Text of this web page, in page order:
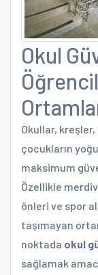
Okul
Okullar,
çocukların
maksimum
Özellikle
önleri ve spor
taşımayan
noktada okul
sağlamak